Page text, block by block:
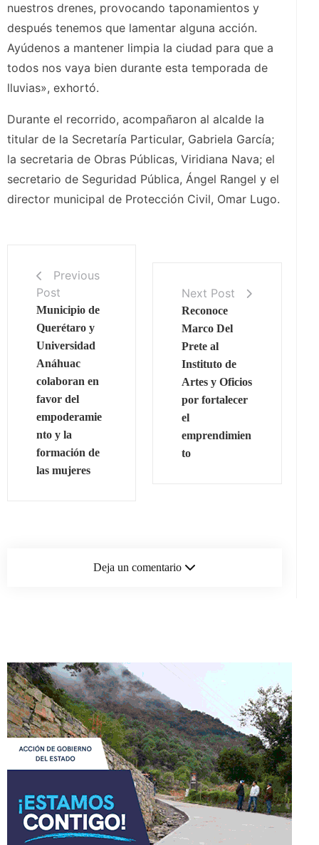
nuestros drenes, provocando taponamientos y
después tenemos que lamentar alguna acción.
Ayúdenos a mantener limpia la ciudad para que a
todos nos vaya bien durante esta temporada de
lluvias», exhortó.
Durante el recorrido, acompañaron al alcalde la
titular de la Secretaría Particular, Gabriela García;
la secretaria de Obras Públicas, Viridiana Nava; el
secretario de Seguridad Pública, Ángel Rangel y el
director municipal de Protección Civil, Omar Lugo.
Previous
Post
Municipio de
Querétaro y
Universidad
Anáhuac
colaboran en
favor del
empoderamie
nto y la
formación de
las mujeres
Next Post
Reconoce
Marco Del
Prete al
Instituto de
Artes y Oficios
por fortalecer
el
emprendimien
to
Deja un comentario